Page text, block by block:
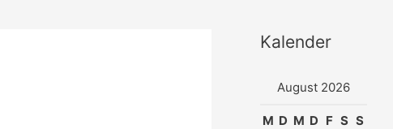
Kalender
August 2026
M D M D F S S